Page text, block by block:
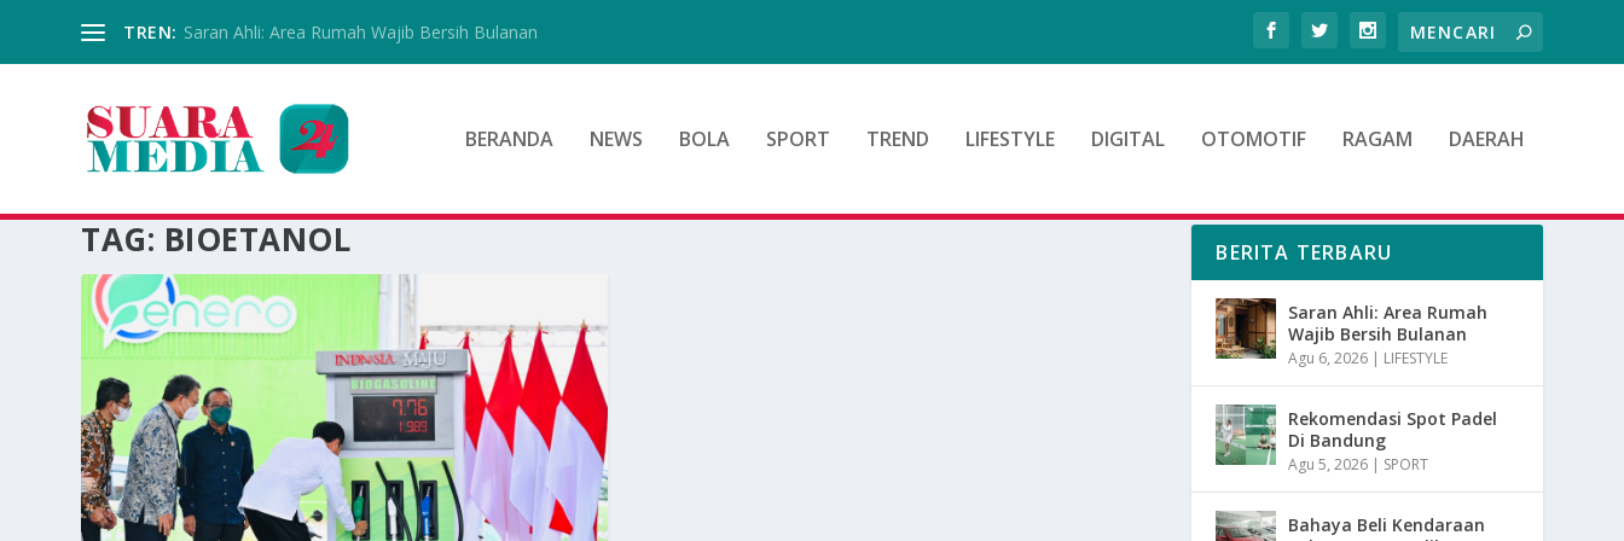
TREN: Saran Ahli: Area Rumah Wajib Bersih Bulanan
BERANDA NEWS BOLA SPORT TREND LIFESTYLE DIGITAL OTOMOTIF RAGAM DAERAH
TAG: BIOETANOL BERITA TERBARU
Saran Ahli: Area Rumah
Wajib Bersih Bulanan
Agu 6, 2026 | LIFESTYLE
Rekomendasi Spot Padel
Di Bandung
Agu 5, 2026 | SPORT
Bahaya Beli Kendaraan